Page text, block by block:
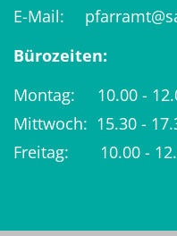
E-Mail:
Bürozeiten:
Montag: 10.00 -
Mittwoch: 15.30 -
Freitag: 10.00 -